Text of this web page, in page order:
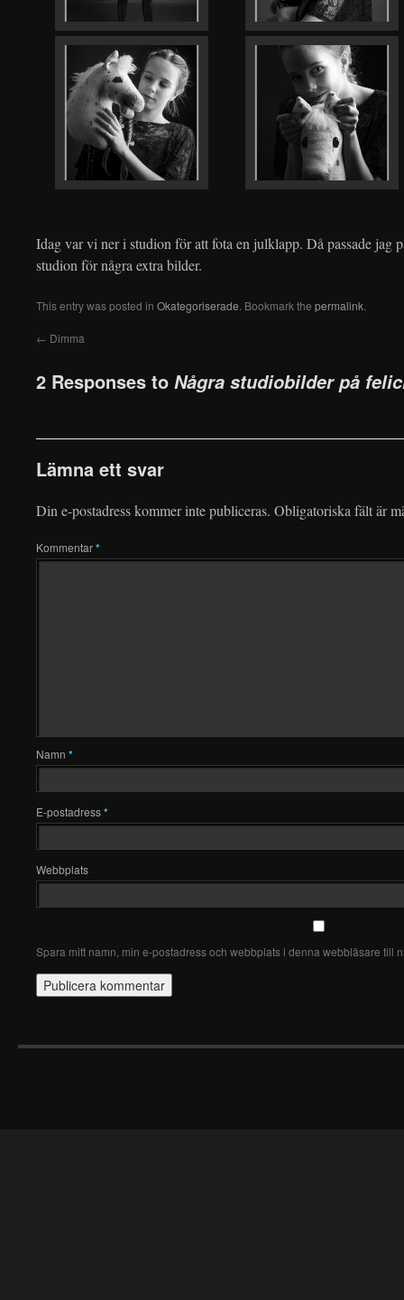
Idag var vi ner i studion för att fota en julklapp. Då passade jag
studion för några extra bilder.
This entry was posted in Okategoriserade . Bookmark the permalink
← Dimma
2 Responses to Några studiobilder på
Lämna ett svar
Din e-postadress kommer inte publiceras. Obligatoriska fält är
Kommentar*
Namn *
E-postadress*
Webbplats
Spara mitt namn, min e-postadress och webbplats i denna webbläsare till